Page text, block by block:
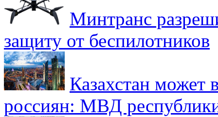
Минтранс
защиту от беспилотников
Казахстан может
россиян: МВД